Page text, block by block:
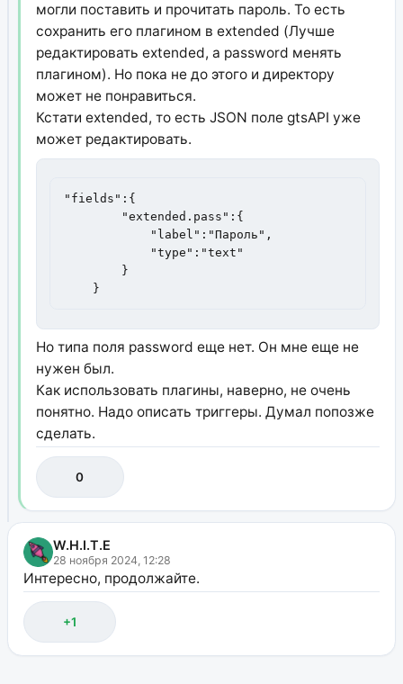
могли поставить и прочитать пароль. То есть
сохранить его плагином в extended (Лучше
редактировать extended, а password менять
плагином). Но пока не до этого и директору
может не понравиться.
Кстати extended, то есть JSON поле gtsAPI уже
может редактировать.
"fields":{
        "extended.pass":{
            "label":"Пароль",
            "type":"text"
        }
    }
Но типа поля password еще нет. Он мне еще не
нужен был.
Как использовать плагины, наверно, не очень
понятно. Надо описать триггеры. Думал попозже
сделать.
0
W.H.I.T.E
28 ноября 2024, 12:28
Интересно, продолжайте.
+1